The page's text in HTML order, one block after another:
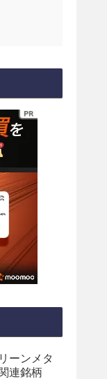
ーンメタ
連銘柄